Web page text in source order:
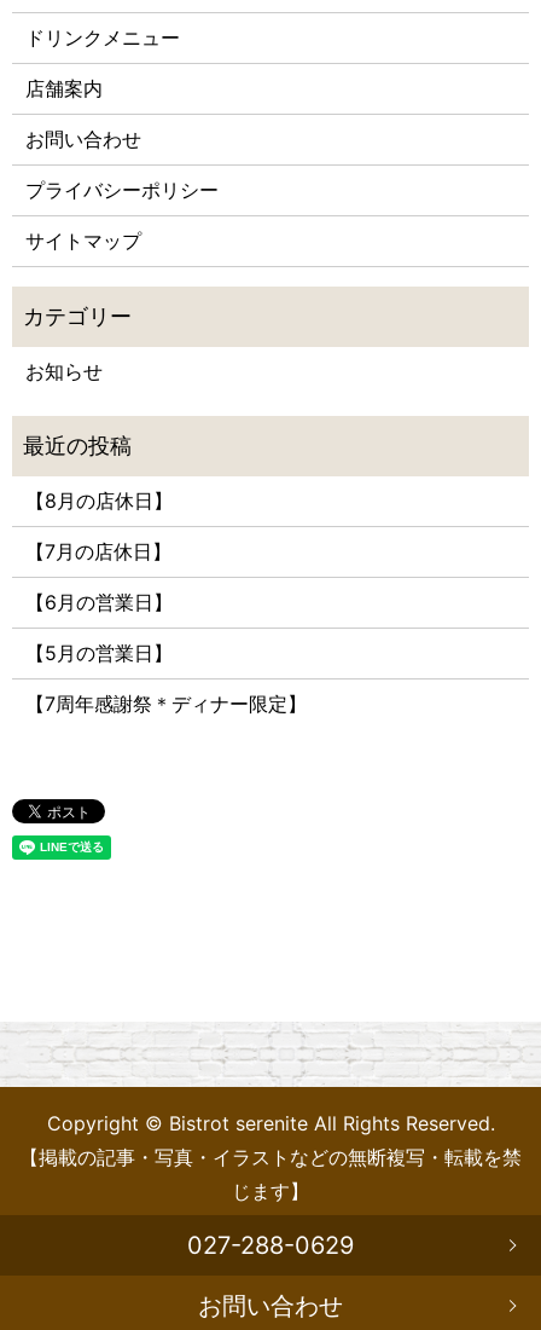
027-288-0629
お問い合わせ
ドリンクメニュー
店舗案内
お問い合わせ
プライバシーポリシー
サイトマップ
お知らせ
【8月の店休日】
【7月の店休日】
【6月の営業日】
【5月の営業日】
【7周年感謝祭＊ディナー限定】
Copyright © Bistrot serenite All Rights Reserved.
【掲載の記事・写真・イラストなどの無断複写・転載を禁
じます】